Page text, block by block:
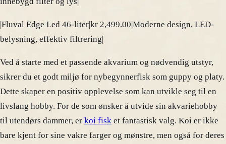
|Fluval Edge Led 46-liter|kr 2,499.00|Moderne design, LED-
belysning, effektiv filtrering|
Ved å starte med et passende akvarium og nødvendig utstyr,
sikrer du et godt miljø for nybegynnerfisk som guppy og platy.
Dette skaper en positiv opplevelse som kan utvikle seg til en
livslang hobby. For de som ønsker å utvide sin akvariehobby
til utendørs dammer, er koi fisk et fantastisk valg. Koi er ikke
bare kjent for sine vakre farger og mønstre, men også for deres